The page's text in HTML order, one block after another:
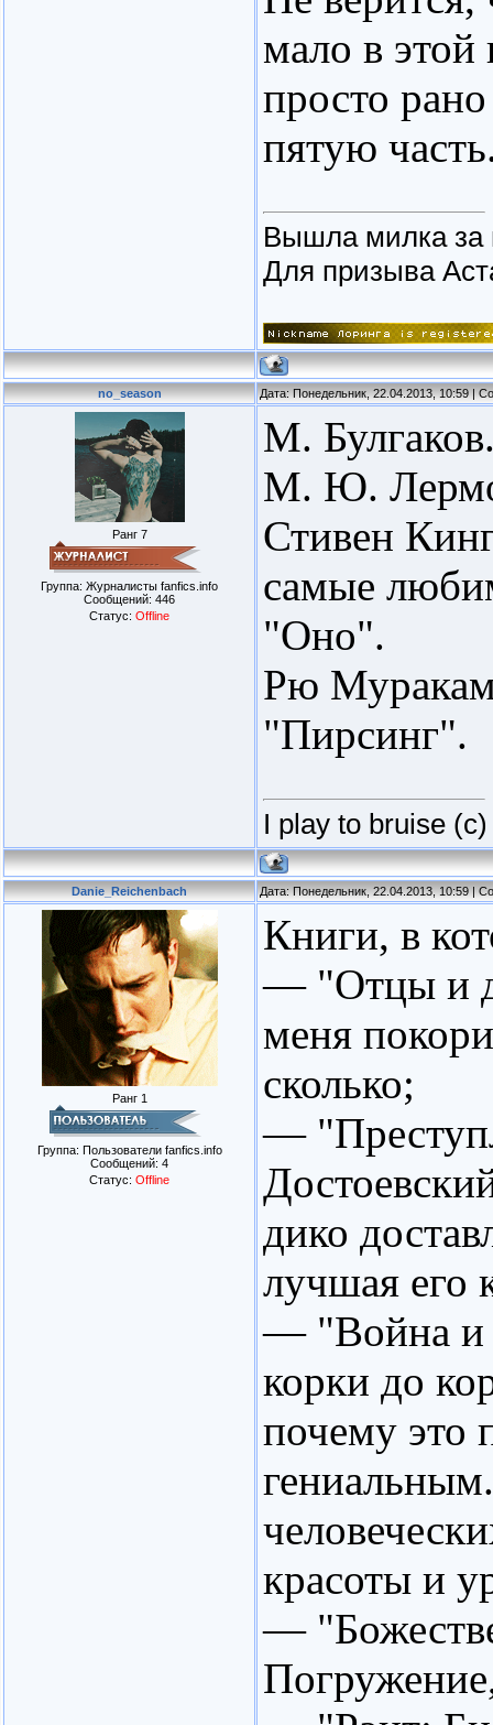
мало в этой
просто
пятую
Вышла милка за
Для призыва
no_season Дата: Понедельник, 22.04.2013, 10:59 |
Ранг 7
Группа: Журналисты fanfics.info
Сообщений: 446
Статус: Offline
М.
М. Ю.
Стивен
самые
"Оно".
Рю
"Пирсинг".
I play to bruise (с)
Danie_Reichenbach Дата: Понедельник, 22.04.2013, 10:59 |
Ранг 1
Группа: Пользователи fanfics.info
Сообщений: 4
Статус: Offline
Книги, в
— "Отцы и
меня
сколько;
—
дико
лучшая его
— "Война и
корки до
почему это
красоты и
—